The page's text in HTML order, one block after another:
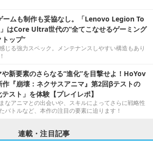
ームも制作も妥協なし。「Lenovo Legion To
はCore Ultra世代の“全てこなせるゲーミング
ップ”
じる強力スペック。メンテナンスしやすい構造もあり
や新要素のさらなる“進化”を目撃せよ！HoYov
『崩壊：ネクサスアニマ』第2回βテストの
テスト」を体験【プレイレポ】
なアニマとの出会いや、スキルによってさらに戦略性
バトルなど、本作の注目の要素に迫ります！
連載・注目記事